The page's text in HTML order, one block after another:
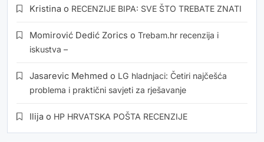
Kristina o RECENZIJE BIPA: SVE ŠTO TREBATE ZNATI
Momirović Dedić Zorics o Trebam.hr recenzija i
iskustva –
Jasarevic Mehmed o LG hladnjaci: Četiri najčešća
problema i praktični savjeti za rješavanje
Ilija o HP HRVATSKA POŠTA RECENZIJE